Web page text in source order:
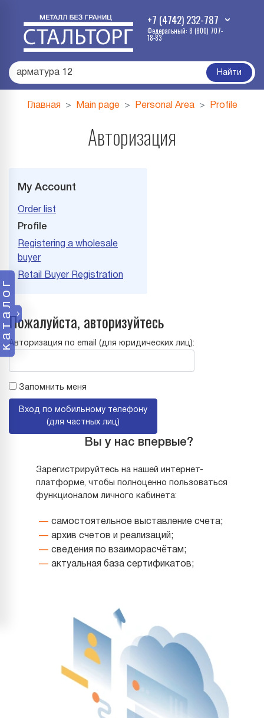
+7 (4742) 232-787
Федеральный: 8 (800) 707-
18-83
арматура 12 Найти
каталог
Главная Main page Personal Area Profile
Авторизация
My Account
Order list
Profile
Registering a wholesale
buyer
Retail Buyer Registration
Пожалуйста, авторизуйтесь
Авторизация по email (для юридических лиц):
Запомнить меня
Вход по мобильному телефону
(для частных лиц)
Вы у нас впервые?
Зарегистрируйтесь на нашей интернет-
платформе, чтобы полноценно пользоваться
функционалом личного кабинета:
самостоятельное выставление счета;
архив счетов и реализаций;
сведения по взаиморасчётам;
актуальная база сертификатов;